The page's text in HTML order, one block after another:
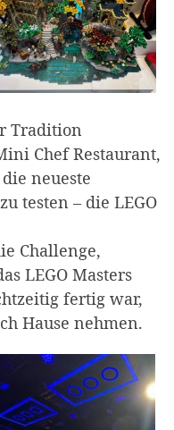
Tradition
Chef Restaurant,
neueste
testen – die LEGO
Challenge,
LEGO Masters
fertig war,
Hause nehmen.